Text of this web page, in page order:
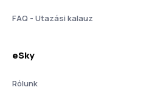
FAQ - Utazási kalauz
eSky
Rólunk